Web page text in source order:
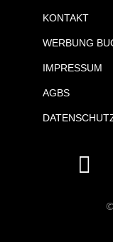
KONTAKT
WERBUNG
IMPRESSUM
AGBS